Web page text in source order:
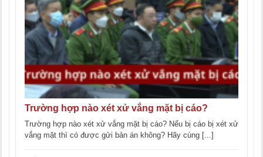
Trường hợp nào xét xử vắng mặt bị cáo?
Trường hợp nào xét xử vắng mặt bị cáo? Nếu bị cáo bị xét xử
vắng mặt thì có được gửi bản án không? Hãy cùng [...]